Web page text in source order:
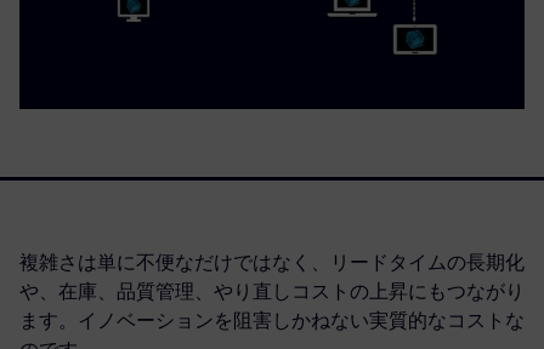
複雑さは単に不便なだけではなく、リードタイムの長期化
や、在庫、品質管理、やり直しコストの上昇にもつながり
ます。イノベーションを阻害しかねない実質的なコストな